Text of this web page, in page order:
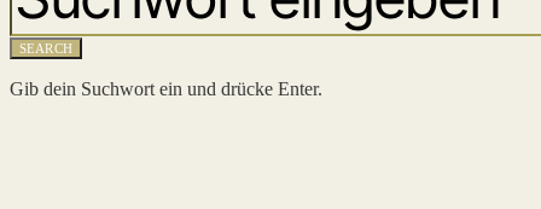
SEARCH
Gib dein Suchwort ein und drücke Enter.